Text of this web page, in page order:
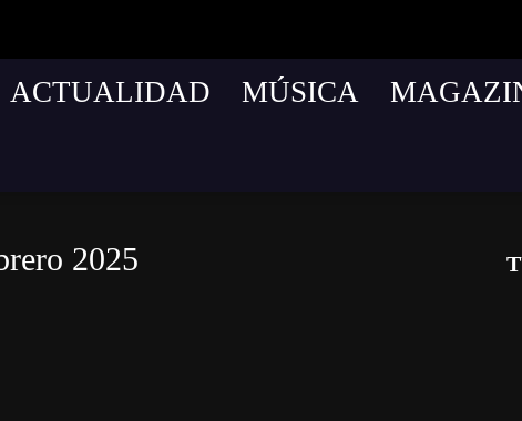
ACTUALIDAD MÚSICA
2025